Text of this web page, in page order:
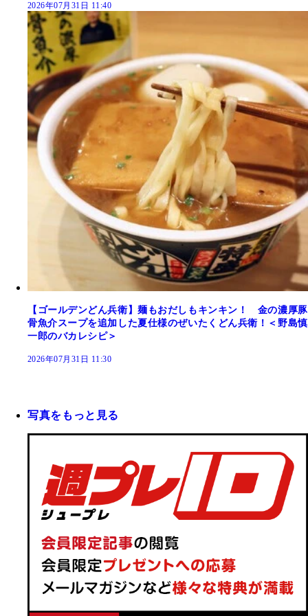
2026年07月31日 11:40
【ゴールデンどん兵衛】麺もおだしもキンキン！ 金の濃厚豚
骨魚介スープを追加した夏仕様のぜいたくどん兵衛！＜野島慎
一郎のバカレシピ＞
2026年07月31日 11:30
写真をもっと見る